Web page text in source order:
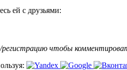
ей с друзьями:
чтобы